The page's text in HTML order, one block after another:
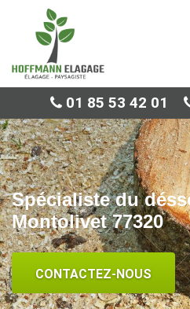
01 85 53 42 01
Spécialiste du
Montolivet 77320
CONTACTEZ-NOUS